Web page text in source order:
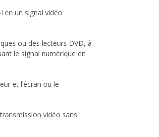
en un signal vidéo
ou des lecteurs DVD, à
le signal numérique en
et l’écran ou le
vidéo sans